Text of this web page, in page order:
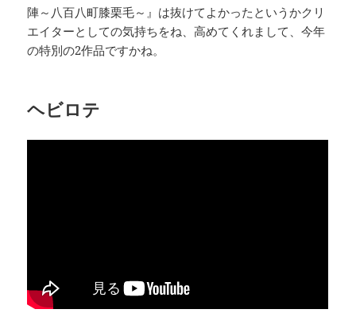
陣～八百八町膝栗毛～』は抜けてよかったというかクリ
エイターとしての気持ちをね、高めてくれまして、今年
の特別の2作品ですかね。
ヘビロテ